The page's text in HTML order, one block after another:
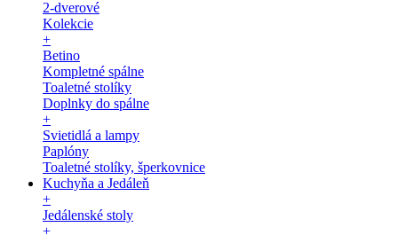
2-dverové
Kolekcie
+
Betino
Kompletné spálne
Toaletné stolíky
Doplnky do spálne
+
Svietidlá a lampy
Paplóny
Toaletné stolíky, šperkovnice
Kuchyňa a Jedáleň
+
Jedálenské stoly
+